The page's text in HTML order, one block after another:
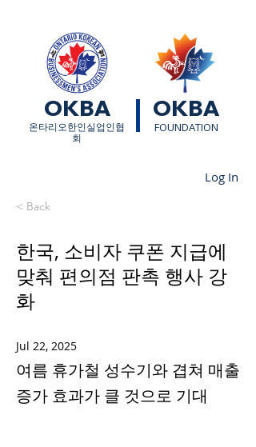
OKBA OKBA
​온타리오한인실업인협
회
FOUNDATION
Log In
< Back
한국, 소비자 쿠폰 지급에
맞춰 편의점 판촉 행사 강
화
Jul 22, 2025
여름 휴가철 성수기와 겹쳐 매출
증가 효과가 클 것으로 기대